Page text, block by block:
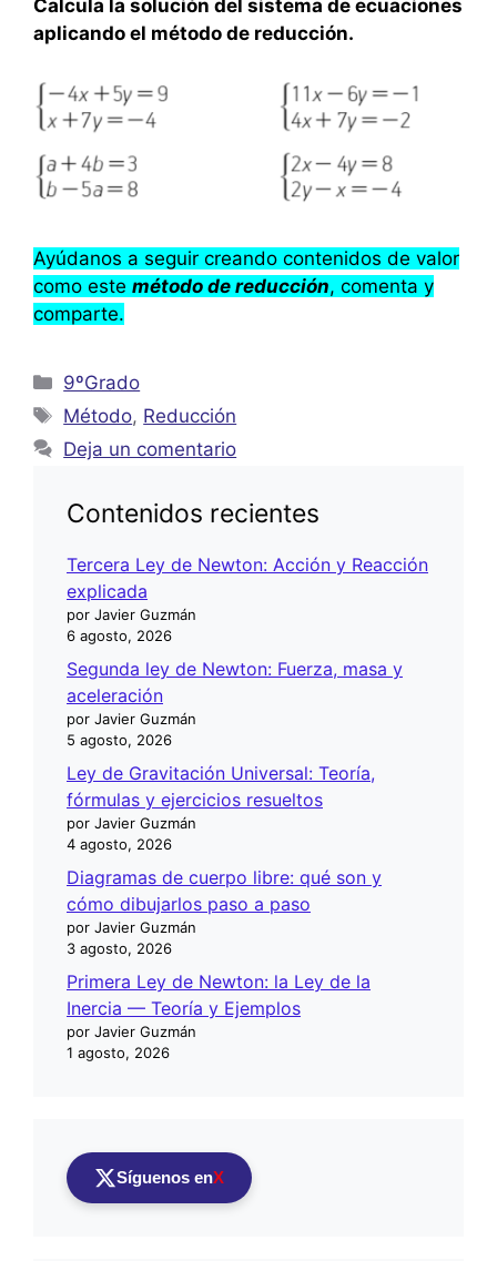
Calcula la solución del sistema de ecuaciones
aplicando el método de reducción.
Ayúdanos a seguir creando contenidos de valor
como este método de reducción, comenta y
comparte.
Categorías
9ºGrado
Etiquetas
Método, Reducción
Deja un comentario
Contenidos recientes
Tercera Ley de Newton: Acción y Reacción
explicada
por Javier Guzmán
6 agosto, 2026
Segunda ley de Newton: Fuerza, masa y
aceleración
por Javier Guzmán
5 agosto, 2026
Ley de Gravitación Universal: Teoría,
fórmulas y ejercicios resueltos
por Javier Guzmán
4 agosto, 2026
Diagramas de cuerpo libre: qué son y
cómo dibujarlos paso a paso
por Javier Guzmán
3 agosto, 2026
Primera Ley de Newton: la Ley de la
Inercia — Teoría y Ejemplos
por Javier Guzmán
1 agosto, 2026
Síguenos enX